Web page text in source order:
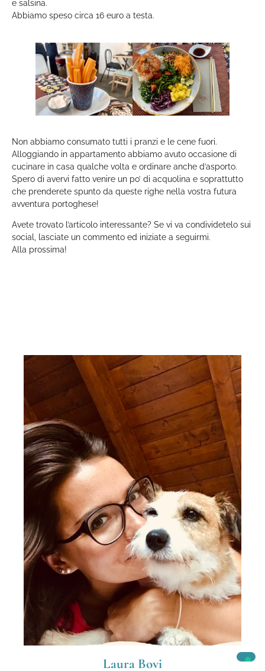
e salsina.
Abbiamo speso circa 16 euro a testa.
Non abbiamo consumato tutti i pranzi e le cene fuori.
Alloggiando in appartamento abbiamo avuto occasione di
cucinare in casa qualche volta e ordinare anche d’asporto.
Spero di avervi fatto venire un po’ di acquolina e soprattutto
che prenderete spunto da queste righe nella vostra futura
avventura portoghese!
Avete trovato l’articolo interessante? Se vi va condividetelo sui
social, lasciate un commento ed iniziate a seguirmi.
Alla prossima!
Laura Bovi